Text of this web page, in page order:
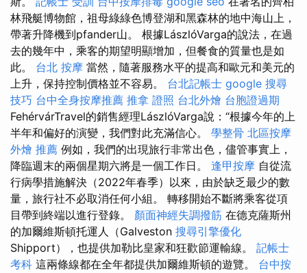
林飛艇博物館，祖母綠綠色博登湖和黑森林的地中海山上，
帶著升降機到pfander山。 根據LászlóVarga的說法，在過
去的幾年中，乘客的期望明顯增加，但餐食的質量也是如
此。 台北 按摩 當然，隨著服務水平的提高和歐元和美元的
上升，保持控制價格並不容易。 台北記帳士 google 搜尋
技巧 台中全身按摩推薦 推拿 證照 台北外燴 台胞證過期
FehérvárTravel的銷售經理LászlóVarga說：“根據今年的上
半年和偏好的演變，我們對此充滿信心。 學整骨 北區按摩
外燴 推薦 例如，我們的出現旅行非常出色，儘管事實上，
降臨週末的兩個星期六將是一個工作日。 逢甲按摩 自從流
行病學措施解決（2022年春季）以來，由於缺乏最少的數
量，旅行社不必取消任何小組。 轉移開始不斷將乘客從項
目帶到終端以進行登錄。 顏面神經失調撥筋 在德克薩斯州
的加爾維斯頓托運人（Galveston 搜尋引擎優化
Shipport），也提供加勒比皇家和狂歡節運輸線。 記帳士
考科 這兩條線都在全年都提供加爾維斯頓的遊覽。 台中按